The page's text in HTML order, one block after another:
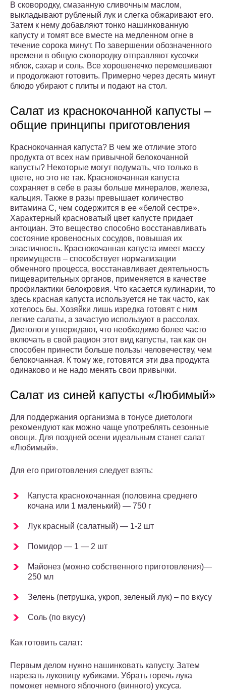
В сковородку, смазанную сливочным маслом,
выкладывают рубленый лук и слегка обжаривают его.
Затем к нему добавляют тонко нашинкованную
капусту и томят все вместе на медленном огне в
течение сорока минут. По завершении обозначенного
времени в общую сковородку отправляют кусочки
яблок, сахар и соль. Все хорошенечко перемешивают
и продолжают готовить. Примерно через десять минут
блюдо убирают с плиты и подают на стол.
Салат из краснокочанной капусты –
общие принципы приготовления
Краснокочанная капуста? В чем же отличие этого
продукта от всех нам привычной белокочанной
капусты? Некоторые могут подумать, что только в
цвете, но это не так. Краснокочанная капуста
сохраняет в себе в разы больше минералов, железа,
кальция. Также в разы превышает количество
витамина С, чем содержится в ее «белой сестре».
Характерный красноватый цвет капусте придает
антоциан. Это вещество способно восстанавливать
состояние кровеносных сосудов, повышая их
эластичность. Краснокочанная капуста имеет массу
преимуществ – способствует нормализации
обменного процесса, восстанавливает деятельность
пищеварительных органов, применяется в качестве
профилактики белокровия. Что касается кулинарии, то
здесь красная капуста используется не так часто, как
хотелось бы. Хозяйки лишь изредка готовят с ним
легкие салаты, а зачастую используют в рассолах.
Диетологи утверждают, что необходимо более часто
включать в свой рацион этот вид капусты, так как он
способен принести больше пользы человечеству, чем
белокочанная. К тому же, готовятся эти два продукта
одинаково и не надо менять свои привычки.
Салат из синей капусты «Любимый»
Для поддержания организма в тонусе диетологи
рекомендуют как можно чаще употреблять сезонные
овощи. Для поздней осени идеальным станет салат
«Любимый».
Для его приготовления следует взять:
Капуста краснокочанная (половина среднего
кочана или 1 маленький) — 750 г
Лук красный (салатный) — 1-2 шт
Помидор — 1 — 2 шт
Майонез (можно собственного приготовления)—
250 мл
Зелень (петрушка, укроп, зеленый лук) – по вкусу
Соль (по вкусу)
Как готовить салат:
Первым делом нужно нашинковать капусту. Затем
нарезать луковицу кубиками. Убрать горечь лука
поможет немного яблочного (винного) уксуса.